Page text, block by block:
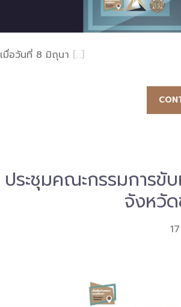
เมื่อวันที่ 8 มิถุนา […]
ประชุมคณะกรรมการขั
จังหวั